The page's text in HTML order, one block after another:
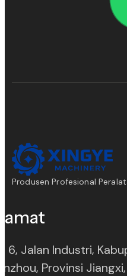
Produsen Profesional
6, Jalan Industri,
Provinsi